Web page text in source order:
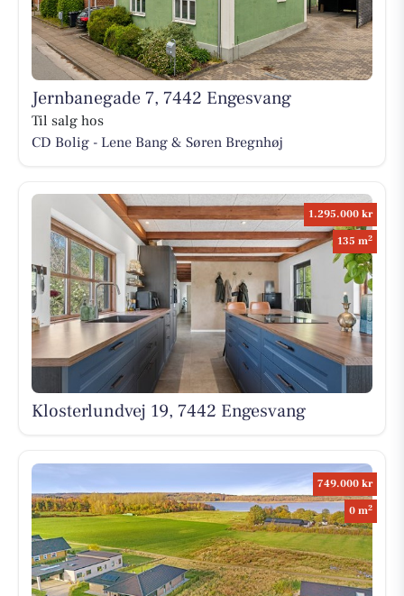
Jernbanegade 7, 7442 Engesvang
Til salg hos
CD Bolig - Lene Bang & Søren Bregnhøj
1.295.000 kr
135 m2
Klosterlundvej 19, 7442 Engesvang
749.000 kr
0 m2